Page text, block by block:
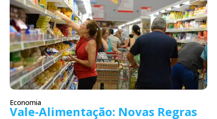
Economia
Vale-Alimentação: Novas Regras